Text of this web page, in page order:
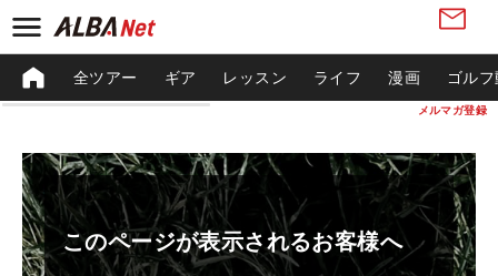
メルマガ登録
全ツアー ギア レッスン ライフ 漫画 ゴル
このページが表示されるお客様へ